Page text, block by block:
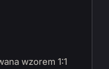
wzorem 1:1